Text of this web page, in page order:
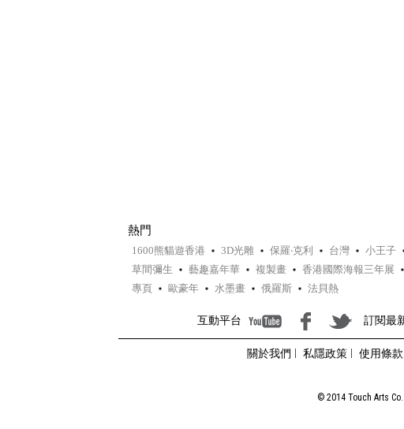
熱門
1600熊貓遊香港 3D光雕 保羅‧克利 台灣 小王子
草間彌生
藝趣嘉年華 複製畫 香港國際海報三年展
專頁
歐豪年 水墨畫 俄羅斯 法貝熱
互動平台 訂閱最
關於我們 私隱政策 使用條款
© 2014 Touch Arts